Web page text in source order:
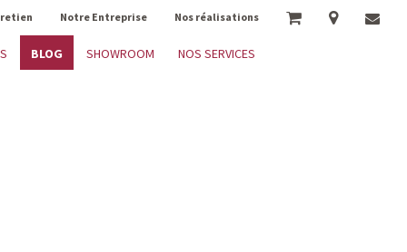
Notre Entreprise Nos réalisations
BLOG SHOWROOM NOS SERVICES